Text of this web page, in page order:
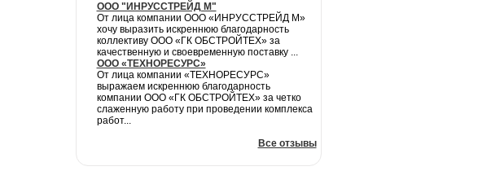
ООО "ИНРУССТРЕЙД М"
От лица компании ООО «ИНРУССТРЕЙД М»
хочу выразить искреннюю благодарность
коллективу ООО «ГК ОБСТРОЙТЕХ» за
качественную и своевременную поставку ...
ООО «ТЕХНОРЕСУРС»
От лица компании «ТЕХНОРЕСУРС»
выражаем искреннюю благодарность
компании ООО «ГК ОБСТРОЙТЕХ» за четко
слаженную работу при проведении комплекса
работ...
Все отзывы